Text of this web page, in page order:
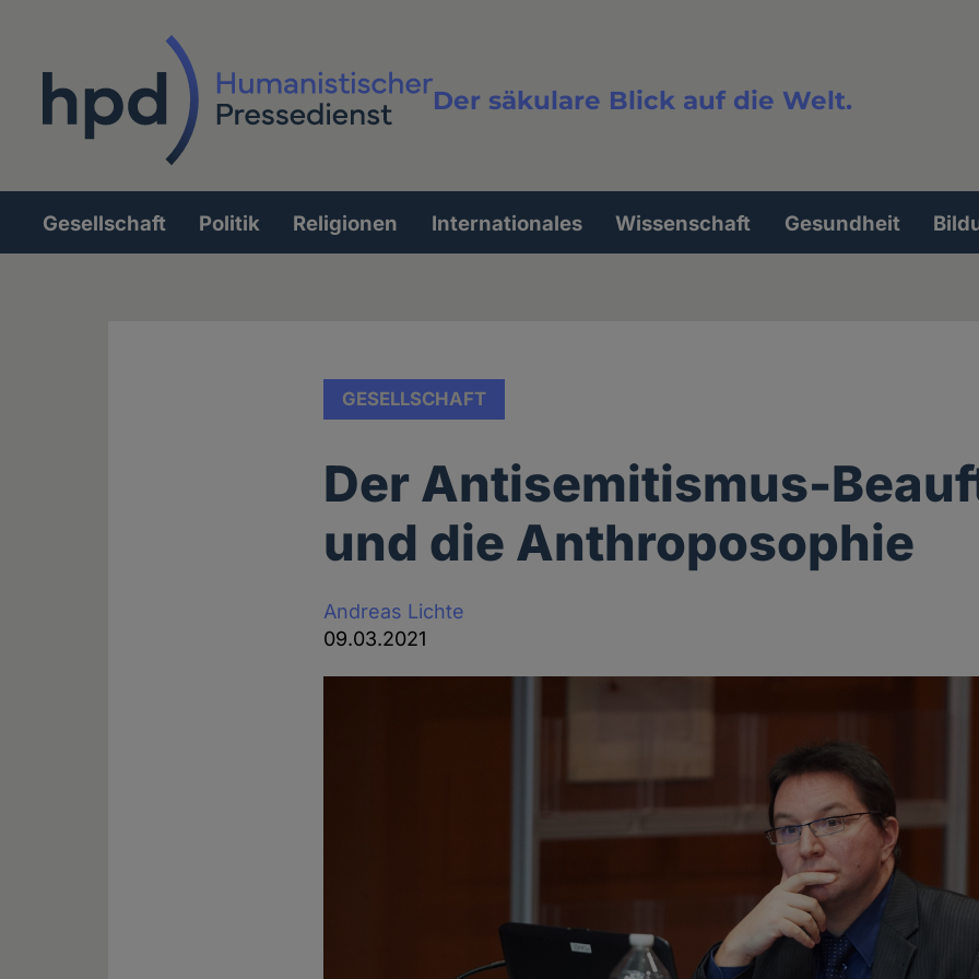
Der säkulare Blick auf die Welt.
Volltextsuche
Hauptnavigation
Gesellschaft Politik Religionen Internationales Wissenschaft Gesundheit
GESELLSCHAFT
Der Antisemitismus-
und die Anthroposophie
Andreas Lichte
09.03.2021